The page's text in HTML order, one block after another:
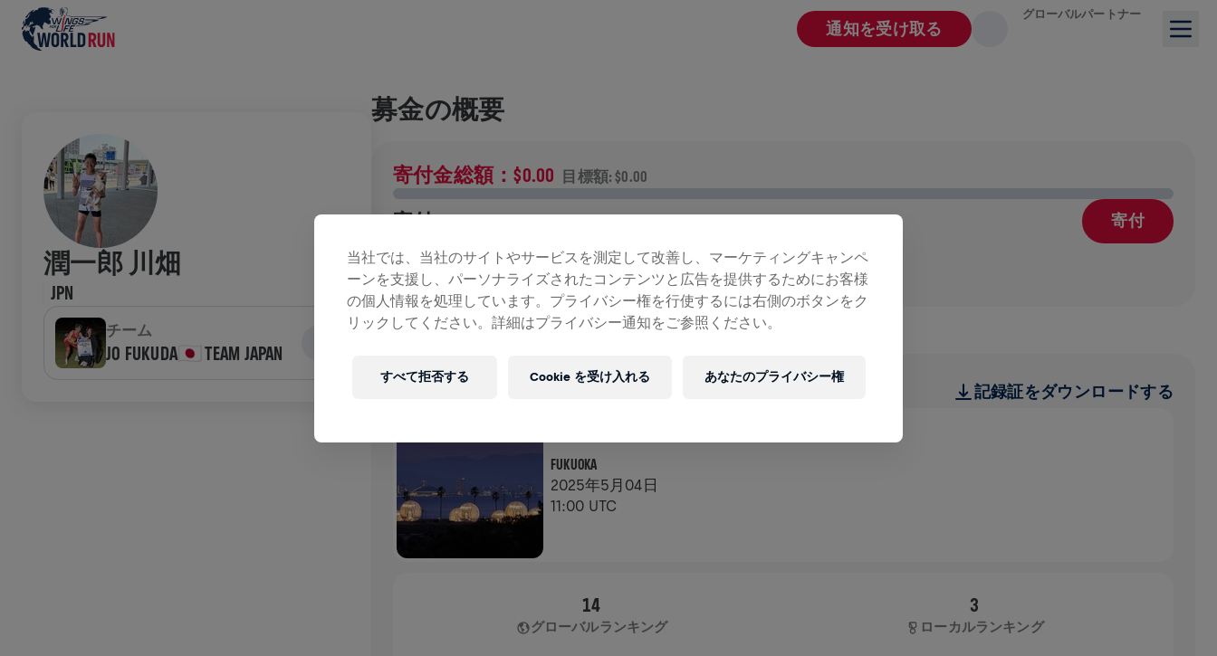
通知を受け取る
グローバルパートナー
潤一郎 川畑
JPN
チーム
JO FUKUDA🇯🇵 TEAM JAPAN
募金の概要
寄付金総額：$0.00 目標額: $0.00
寄付 寄付
寄付で世界を変えましょう！ 寄付金の全額が脊髄損傷の治療
法研究へ送られます。
ランの記録
記録証をダウンロードする
FUKUOKA
2025年5月04日
11:00 UTC
14
グローバルランキング
3
ローカルランキング
当社では、当社のサイトやサービスを測定して改善し、マーケティングキャンペ
ーンを支援し、パーソナライズされたコンテンツと広告を提供するためにお客様
の個人情報を処理しています。プライバシー権を行使するには右側のボタンをク
リックしてください。詳細はプライバシー通知をご参照ください。
あなたのプライバシー権
すべて拒否する Cookie を受け入れる